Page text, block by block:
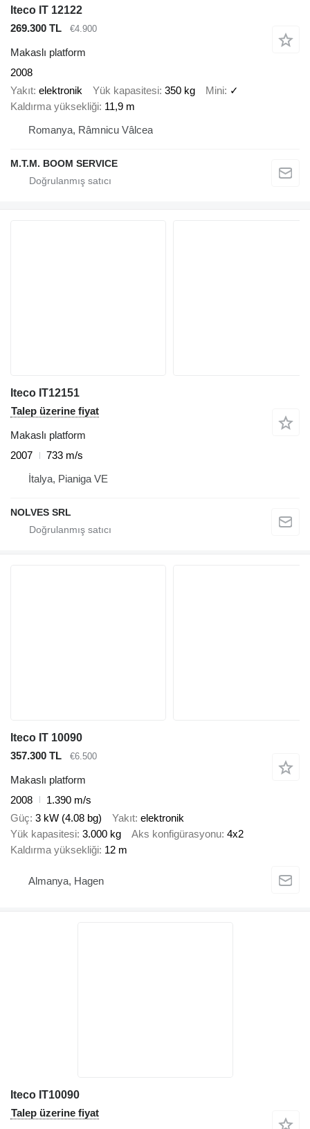
Iteco IT 12122
269.300 TL
€4.900
Makaslı platform
2008
Yakıt elektronik Yük kapasitesi 350 kg Mini ✓
Kaldırma yüksekliği 11,9 m
Romanya, Râmnicu Vâlcea
M.T.M. BOOM SERVICE
Iteco IT12151
Talep üzerine fiyat
Makaslı platform
2007
733 m/s
İtalya, Pianiga VE
NOLVES SRL
Iteco IT 10090
357.300 TL
€6.500
Makaslı platform
2008
1.390 m/s
Güç 3 kW (4.08 bg) Yakıt elektronik
Yük kapasitesi 3.000 kg Aks konfigürasyonu 4x2
Kaldırma yüksekliği 12 m
Almanya, Hagen
Iteco IT10090
Talep üzerine fiyat